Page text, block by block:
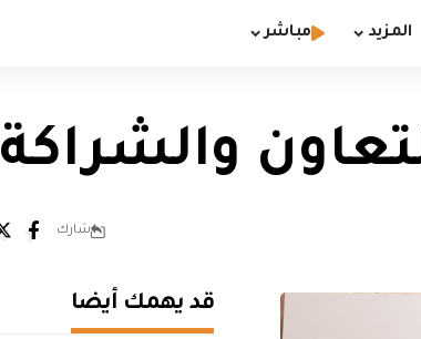
المزيد مباشر
والشراكة
شارك
قد يهمك أيضا